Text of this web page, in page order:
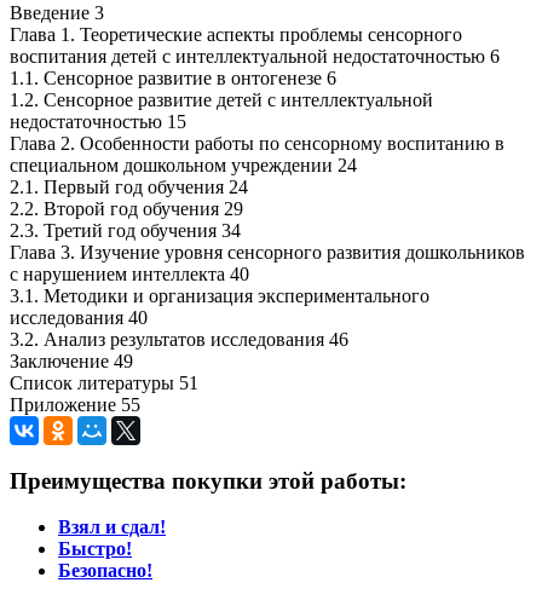
Введение 3
Глава 1. Теоретические аспекты проблемы сенсорного
воспитания детей с интеллектуальной недостаточностью 6
1.1. Сенсорное развитие в онтогенезе 6
1.2. Сенсорное развитие детей с интеллектуальной
недостаточностью 15
Глава 2. Особенности работы по сенсорному воспитанию в
специальном дошкольном учреждении 24
2.1. Первый год обучения 24
2.2. Второй год обучения 29
2.3. Третий год обучения 34
Глава 3. Изучение уровня сенсорного развития дошкольников
с нарушением интеллекта 40
3.1. Методики и организация экспериментального
исследования 40
3.2. Анализ результатов исследования 46
Заключение 49
Список литературы 51
Приложение 55
Преимущества покупки этой работы:
Взял и сдал!
Быстро!
Безопасно!